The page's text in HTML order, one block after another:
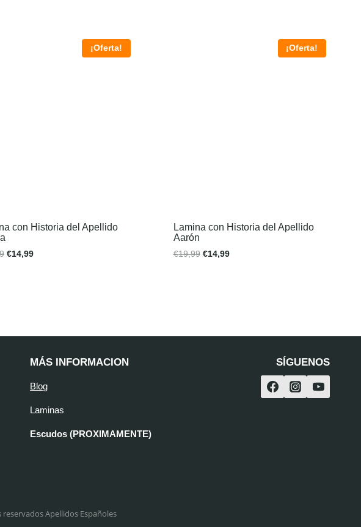
¡Oferta!
con Historia del Apellido
€14,99
¡Oferta!
Lamina con Historia del Apellido
Aarón
€19,99 €14,99
MÁS INFORMACION
Blog
Laminas
Escudos (PROXIMAMENTE)
SÍGUENOS
Apellidos Españoles